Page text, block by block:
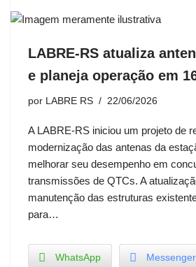
LABRE-RS atualiza
e planeja operação em
por LABRE RS 22/06/2026
A LABRE-RS iniciou um projeto de
modernização das antenas da
melhorar seu desempenho em
transmissões de QTCs. A
manutenção das estruturas
para…
WhatsApp Messenger